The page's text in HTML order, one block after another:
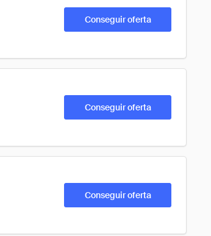
Conseguir oferta
Conseguir oferta
Conseguir oferta